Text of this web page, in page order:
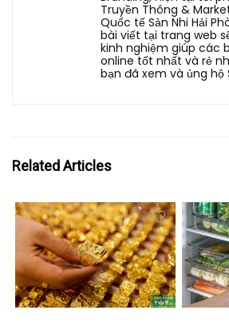
Truyền Thông &
Quốc tế Sản Nhi Hải
bài viết tại trang web
kinh nghiệm giúp các
online tốt nhất và rẻ
bạn đã xem và ủng
Related Articles